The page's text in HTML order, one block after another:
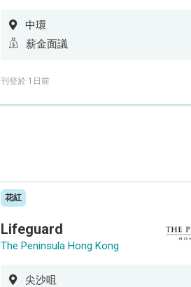
中環
薪金面議
刊登於 1日前
花紅
Lifeguard
The Peninsula Hong Kong
尖沙咀